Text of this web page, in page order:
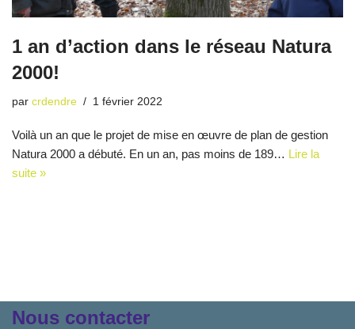
1 an d’action dans le réseau Natura
2000!
par crdendre 1 février 2022
Voilà un an que le projet de mise en œuvre de plan de gestion
Natura 2000 a débuté. En un an, pas moins de 189… Lire la
suite »
Nous contacter